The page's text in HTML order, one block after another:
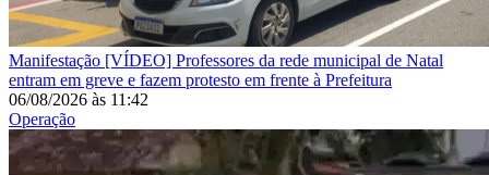
Manifestação [VÍDEO] Professores da rede municipal de Natal
entram em greve e fazem protesto em frente à Prefeitura
06/08/2026 às 11:42
Operação